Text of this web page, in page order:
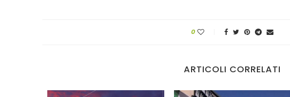
0
ARTICOLI CORRELATI